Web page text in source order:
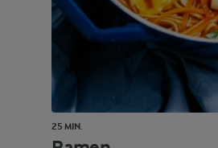
25 MIN.